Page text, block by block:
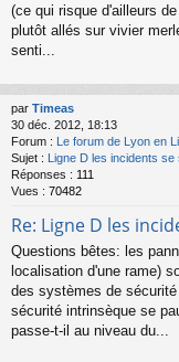
(ce qui risque d'ailleurs
plutôt allés sur vivier
senti...
par Timeas
30 déc. 2012, 18:13
Forum : Le forum de Lyon en
Sujet : Ligne D les incidents se
Réponses : 111
Vues : 70482
Re: Ligne D les
Questions bêtes: les
localisation d'une rame)
des systèmes de
sécurité intrinsèque se
passe-t-il au niveau du...